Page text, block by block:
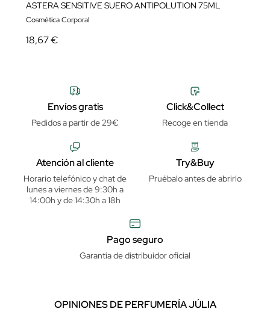
ASTERA SENSITIVE SUERO ANTIPOLUTION 75ML
Cosmética Corporal
18,67 €
Envíos gratis
Pedidos a partir de 29€
Click&Collect
Recoge en tienda
Atención al cliente
Horario telefónico y chat de
lunes a viernes de 9:30h a
14:00h y de 14:30h a 18h
Try&Buy
Pruébalo antes de abrirlo
Pago seguro
Garantía de distribuidor oficial
OPINIONES DE PERFUMERÍA JÚLIA